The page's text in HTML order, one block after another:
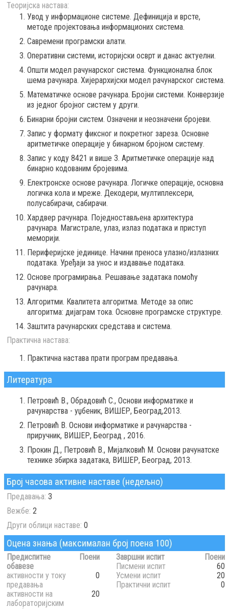
Теоријска настава:
Увод у информационе системе. Дефиниција и врсте,
методе пројектовања информационих система.
Савремени програмски алати.
Оперативни системи, историјски осврт и данас актуелни.
Општи модел рачунарског система. Функционална блок
шема рачунара. Хијерархијски модел рачунарског система.
Математичке основе рачунара. Бројни системи. Конверзије
из једног бројног систем у други.
Бинарни бројни систем. Означени и неозначени бројеви.
Запис у формату фиксног и покретног зареза. Основне
аритметичке операције у бинарном бројном систему.
Запис у коду 8421 и више 3. Аритметичке операције над
бинарно кодованим бројевима.
Електронске основе рачунара. Логичке операције, основна
логичка кола и мреже. Декодери, мултиплексери,
полусабирачи, сабирачи.
Хардвер рачунара. Поједностављена архитектура
рачунара. Магистрале, улаз, излаз података и приступ
меморији.
Периферијске јединице. Начини преноса улазно/излазних
података. Уређаји за унос и издавање података.
Основе програмирања. Решавање задатака помоћу
рачунара.
Алгоритми. Квалитета алгоритма. Методе за опис
алгоритма: дијаграм тока. Основне програмске структуре.
Заштита рачунарских средстава и система.
Практична настава:
Практична настава прати програм предавања.
Литература
Петровић В., Обрадовић С., Основи информатике и
рачунарства - уџбеник, ВИШЕР, Београд,2013.
Петровић В. Основи информатике и рачунарства -
приручник, ВИШЕР, Београд , 2016.
Прокин Д., Петровић В., Мијалковић М. Основи рачунатске
технике збирка задатака, ВИШЕР, Београд, 2013.
Број часова активне наставе (недељно)
Предавања: 3
Вежбе: 2
Други облици наставе: 0
Оцена знања (максималан број поена 100)
Предиспитне
обавезе
Поени
активности у току
предавања
0
активности на
лабораторијским
20
Завршни испит
Поени
Писмени испит
60
Усмени испит
20
Практични испит
0